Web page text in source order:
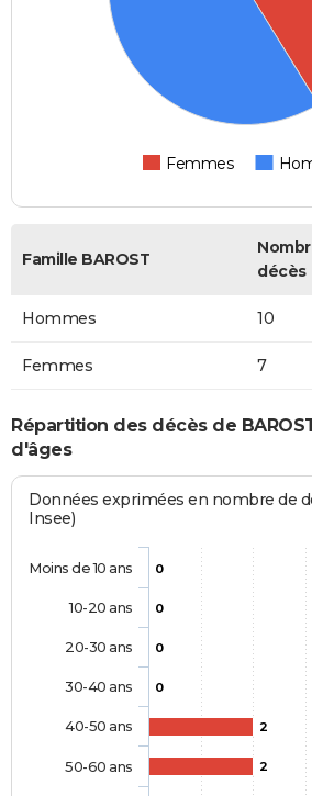
Femmes
Famille BAROST
décès
Hommes 10
Femmes 7
Répartition des décès de
d'âges
Données exprimées en nombre de
Insee)
0
0
0
0
2
2
Moins de 10 ans
10-20 ans
20-30 ans
30-40 ans
40-50 ans
50-60 ans